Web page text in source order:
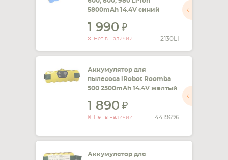
5800mAh 14.4V синий
1 990
Нет в наличии 2130LI
Аккумулятор для
пылесоса iRobot Roomba
500 2500mAh 14.4V желтый
1 890
Нет в наличии 4419696
Аккумулятор для